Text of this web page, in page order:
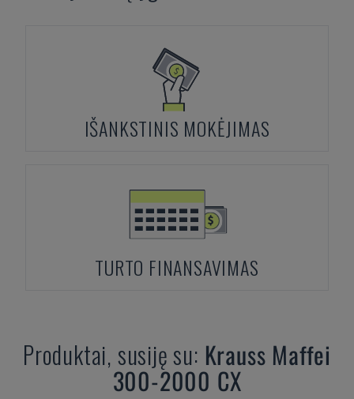
IŠANKSTINIS MOKĖJIMAS
TURTO FINANSAVIMAS
Produktai, susiję su: Krauss Maffei
300-2000 CX